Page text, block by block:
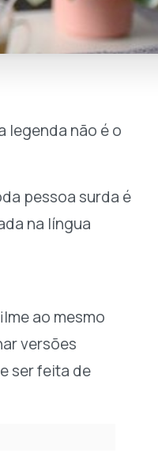
legenda não é o
pessoa surda é
na língua
ao mesmo
versões
ser feita de